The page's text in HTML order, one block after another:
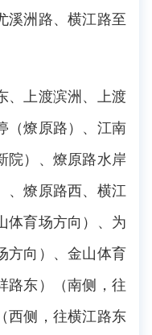
溪洲路、横江路至
上渡滨洲、上渡
（燎原路）、江南
院）、燎原路水岸
、燎原路西、横江
体育场方向）、为
方向）、金山体育
路东）（南侧，往
西侧，往横江路东